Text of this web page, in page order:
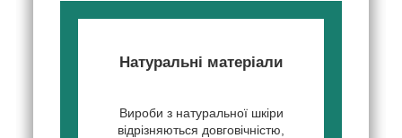
Натуральні матеріали
Вироби з натуральної шкіри
відрізняються довговічністю,